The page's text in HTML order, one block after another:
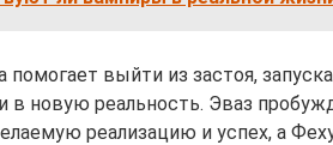
помогает выйти из застоя,
в новую реальность. Эваз
реализацию и успех, а